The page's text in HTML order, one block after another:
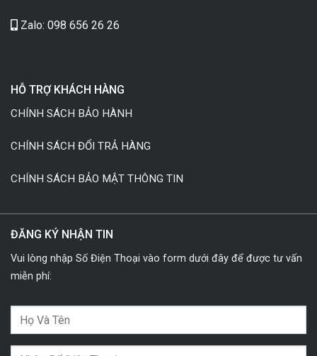
Zalo: 098 656 26 26
HỖ TRỢ KHÁCH HÀNG
CHÍNH SÁCH BẢO HÀNH
CHÍNH SÁCH ĐỔI TRẢ HÀNG
CHÍNH SÁCH BẢO MẬT THÔNG TIN
ĐĂNG KÝ NHẬN TIN
Vui lòng nhập Số Điện Thoại vào form dưới đây để được tư vấn
miễn phí: